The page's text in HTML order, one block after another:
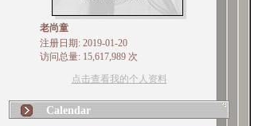
老尚童
注册日期: 2019-01-20
访问总量: 15,617,989 次
点击查看我的个人资料
Calendar